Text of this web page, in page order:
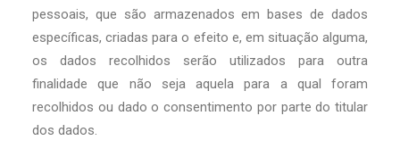
pessoais, que são armazenados em bases de dados
específicas, criadas para o efeito e, em situação alguma,
os dados recolhidos serão utilizados para outra
finalidade que não seja aquela para a qual foram
recolhidos ou dado o consentimento por parte do titular
dos dados.